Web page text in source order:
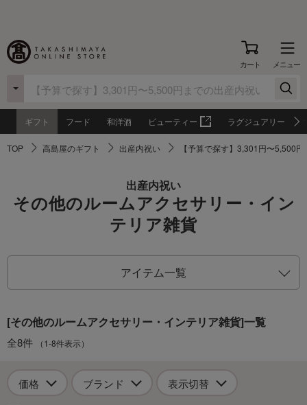
カート メニュー
ギフト フード 和洋酒 ビューティー ラグジュアリー
TOP 高島屋のギフト 出産内祝い 【予算で探す】3,301円〜5,500
出産内祝い
その他のルームアクセサリー・イン
テリア雑貨
アイテム一覧
[その他のルームアクセサリー・インテリア雑貨]一覧
全8件 （1-8件表示）
価格 ブランド 表示切替